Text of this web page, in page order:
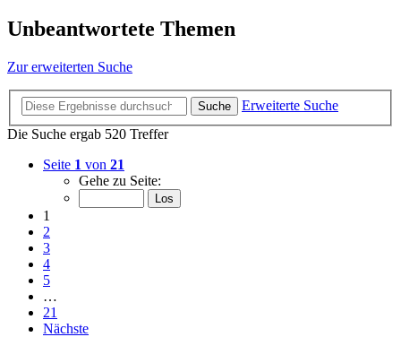
Unbeantwortete Themen
Zur erweiterten Suche
Suche
Erweiterte Suche
Die Suche ergab 520 Treffer
Seite 1 von 21
Gehe zu Seite:
1
2
3
4
5
…
21
Nächste